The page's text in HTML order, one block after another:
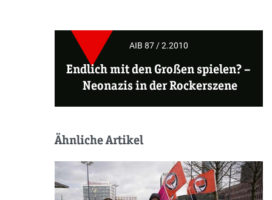
AIB 87 / 2.2010
Endlich mit den Großen spielen? –
Neonazis in der Rockerszene
Ähnliche Artikel